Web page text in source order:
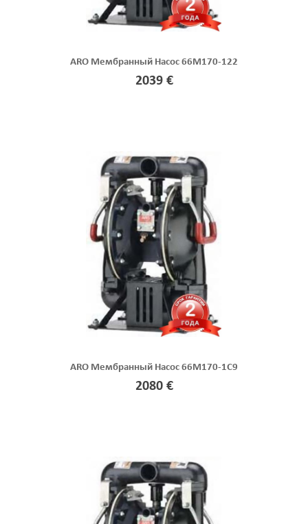
ARO Мембранный Насос 66M170-122
2039 €
ARO Мембранный Насос 66M170-1C9
2080 €